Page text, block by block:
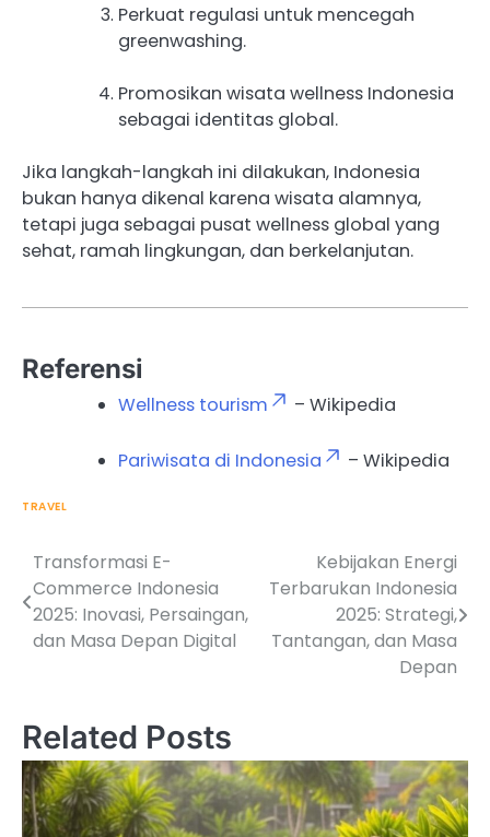
Perkuat regulasi untuk mencegah
greenwashing.
Promosikan wisata wellness Indonesia
sebagai identitas global.
Jika langkah-langkah ini dilakukan, Indonesia
bukan hanya dikenal karena wisata alamnya,
tetapi juga sebagai pusat wellness global yang
sehat, ramah lingkungan, dan berkelanjutan.
Referensi
Wellness tourism – Wikipedia
Pariwisata di Indonesia – Wikipedia
TRAVEL
Post
navigation
Transformasi E-
Commerce Indonesia
2025: Inovasi, Persaingan,
dan Masa Depan Digital
Kebijakan Energi
Terbarukan Indonesia
2025: Strategi,
Tantangan, dan Masa
Depan
Related Posts